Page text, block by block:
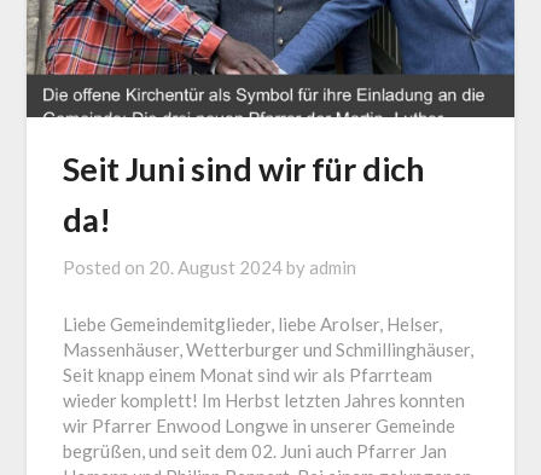
Seit Juni sind wir für dich
da!
Posted on 20. August 2024 by admin
Liebe Gemeindemitglieder, liebe Arolser, Helser,
Massenhäuser, Wetterburger und Schmillinghäuser,
Seit knapp einem Monat sind wir als Pfarrteam
wieder komplett! Im Herbst letzten Jahres konnten
wir Pfarrer Enwood Longwe in unserer Gemeinde
begrüßen, und seit dem 02. Juni auch Pfarrer Jan